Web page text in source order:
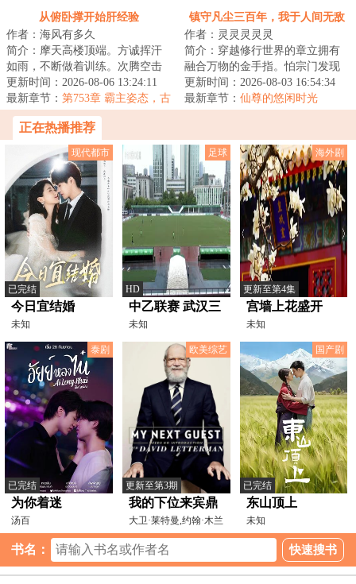
月票）
从俯卧撑开始肝经验
作者：海风有多久
简介：摩天高楼顶端。方诚挥汗
如雨，不断做着训练。次腾空击
掌俯卧撑。次二指禅俯卧撑。次
单臂引体向上。...
更新时间：2026-08-06 13:24:11
最新章节： 第753章 霸主姿态，古
槐村的变化
镇守凡尘三百年，我于人间无敌
作者：灵灵灵灵灵
简介：穿越修行世界的章立拥有
融合万物的金手指。怕宗门发现
他“夺舍”身份，他选择镇守凡尘三
百年的任务...
更新时间：2026-08-03 16:54:34
最新章节： 仙尊的悠闲时光
正在热播推荐
现代都市
已完结
今日宜结婚
未知
足球
HD
中乙联赛 武汉三
镇B队VS山西崇
德荣海 20251018
未知
海外剧
更新至第4集
宫墙上花盛开
未知
泰剧
已完结
为你着迷
汤百
通,Arm,Sappanyoo,Panatkool,
杨可安,尼
欧美综艺
更新至第3期
我的下位来宾鼎
鼎大名第五季
大卫·莱特曼,约翰·木兰
尼,CharlesMulaney
国产剧
已完结
东山顶上
未知
书名：